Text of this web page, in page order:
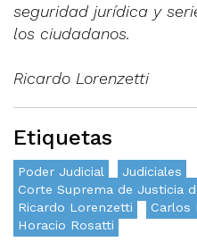
seguridad jurídica y
los ciudadanos.
Ricardo Lorenzetti
Etiquetas
Poder Judicial
Judiciales
Corte Suprema de Justicia
Ricardo Lorenzetti
Carlos
Horacio Rosatti